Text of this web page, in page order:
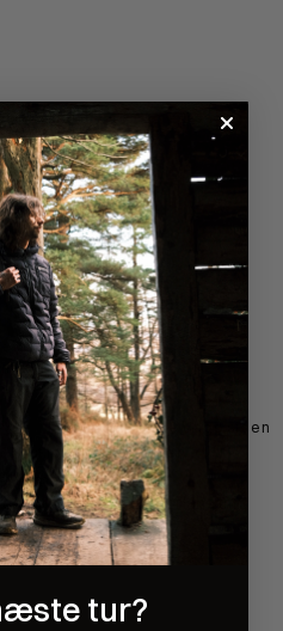
336 anmeldelser
medier
for 19 dage siden
Købt for 1 måned siden
er meget varmt.
langt/være udenfor i lang tid.
Bornholm T-shirt Kvinde - Blue
tur?